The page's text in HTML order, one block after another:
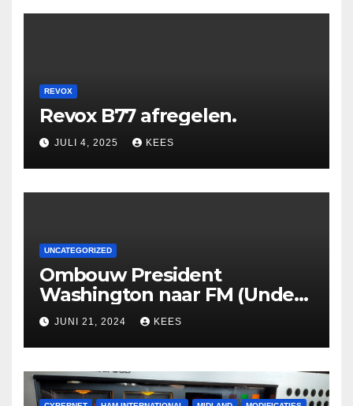
REVOX
Revox B77 afregelen.
JULI 4, 2025 KEES
UNCATEGORIZED
Ombouw President
Washington naar FM (Under
Construction)
JUNI 21, 2024 KEES